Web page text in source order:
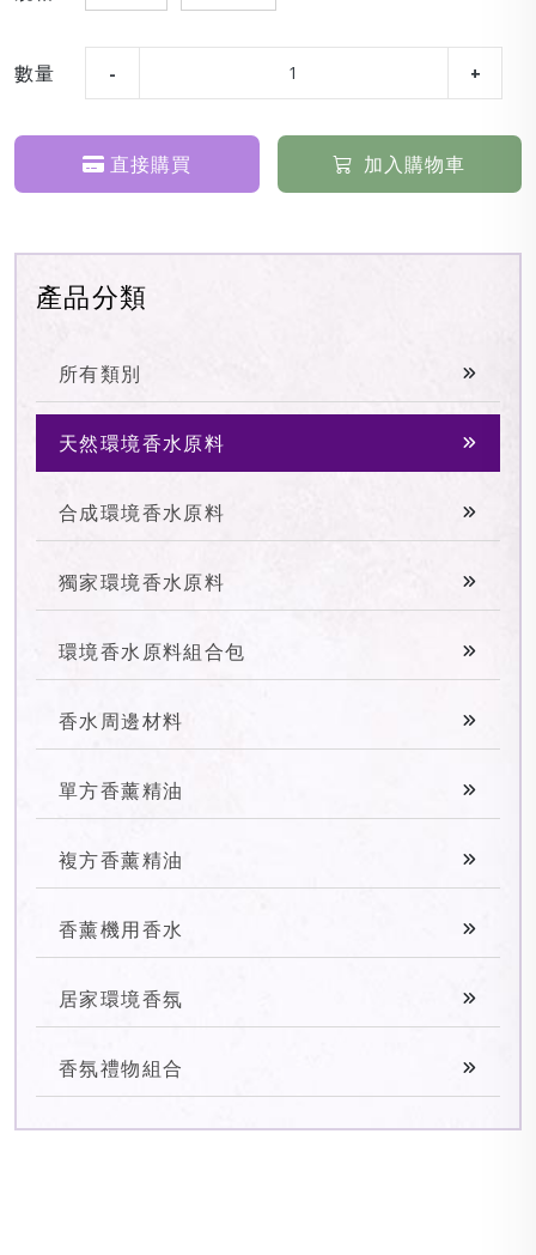
產品分類
所有類別
天然環境香水原料
合成環境香水原料
獨家環境香水原料
環境香水原料組合包
香水周邊材料
單方香薰精油
複方香薰精油
香薰機用香水
居家環境香氛
香氛禮物組合
數量
直接購買 加入購物車